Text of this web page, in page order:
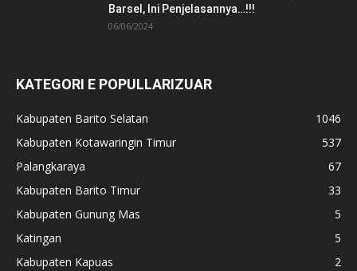
Barsel, Ini Penjelasannya…!!!
06/06/2024
KATEGORI E POPULLARIZUAR
Kabupaten Barito Selatan
1046
Kabupaten Kotawaringin Timur
537
Palangkaraya
67
Kabupaten Barito Timur
33
Kabupaten Gunung Mas
5
Katingan
5
Kabupaten Kapuas
2